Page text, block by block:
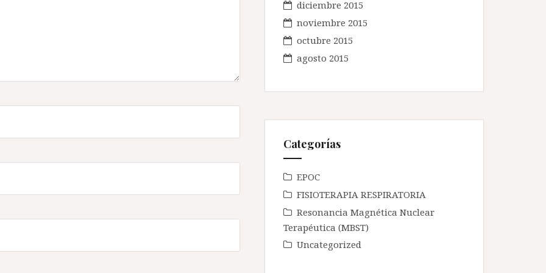
diciembre 2015
noviembre 2015
octubre 2015
agosto 2015
Categorías
EPOC
FISIOTERAPIA RESPIRATORIA
Resonancia Magnética Nuclear
Terapéutica (MBST)
Uncategorized